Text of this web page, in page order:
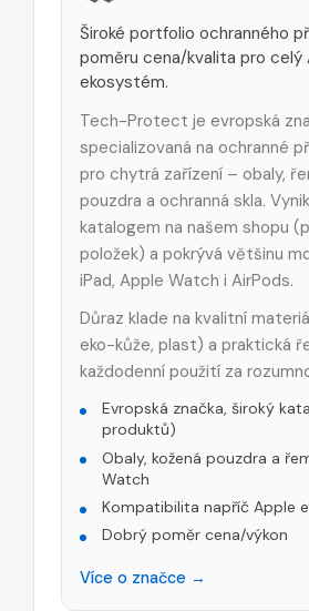
Široké portfolio ochranného
poměru cena/kvalita pro celý
ekosystém.
Tech-Protect je evropská
specializovaná na ochranné
pro chytrá zařízení – obaly,
pouzdra a ochranná skla.
katalogem na našem shopu
položek) a pokrývá většinu
iPad, Apple Watch i AirPods.
Důraz klade na kvalitní
eko-kůže, plast) a praktická
každodenní použití za
Evropská značka, široký
produktů)
Obaly, kožená pouzdra a
Watch
Kompatibilita napříč Apple
Dobrý poměr cena/výkon
Více o značce →